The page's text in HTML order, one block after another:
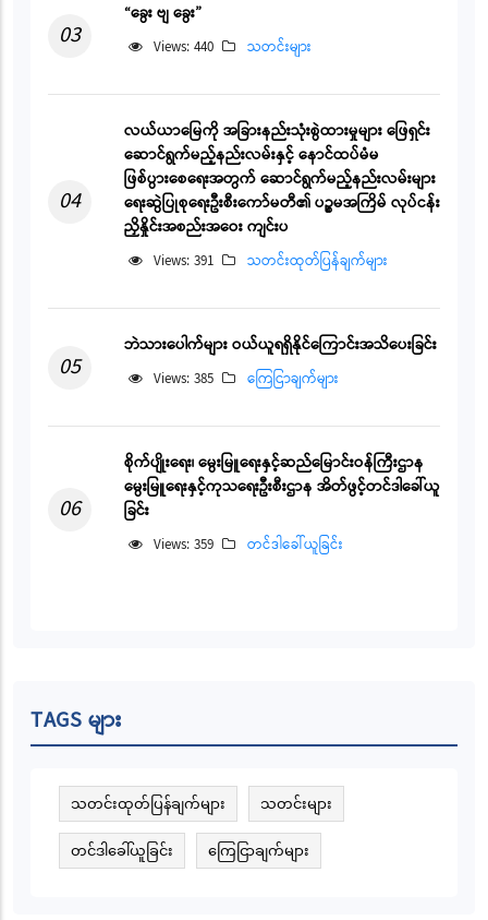
03
“ခွေး ဗျ ခွေး”
Views: 440 သတင်းများ
04
လယ်ယာမြေကို အခြားနည်းသုံးစွဲထားမှုများ ဖြေရှင်း
ဆောင်ရွက်မည့်နည်းလမ်းနှင့် နောင်ထပ်မံမ
ဖြစ်ပွားစေရေးအတွက် ဆောင်ရွက်မည့်နည်းလမ်းများ
ရေးဆွဲပြုစုရေးဦးစီးကော်မတီ၏ ပဉ္စမအကြိမ် လုပ်ငန်း
ညှိနှိုင်းအစည်းအဝေး ကျင်းပ
Views: 391 သတင်းထုတ်ပြန်ချက်များ
05
ဘဲသားပေါက်များ ဝယ်ယူရရှိနိုင်ကြောင်းအသိပေးခြင်း
Views: 385 ကြေငြာချက်များ
06
စိုက်ပျိုးရေး၊ မွေးမြူရေးနှင့်ဆည်မြောင်းဝန်ကြီးဌာန
မွေးမြူရေးနှင့်ကုသရေးဦးစီးဌာန အိတ်ဖွင့်တင်ဒါခေါ်ယူ
ခြင်း
Views: 359 တင်ဒါခေါ်ယူခြင်း
TAGS များ
သတင်းထုတ်ပြန်ချက်များ သတင်းများ
တင်ဒါခေါ်ယူခြင်း ကြေငြာချက်များ